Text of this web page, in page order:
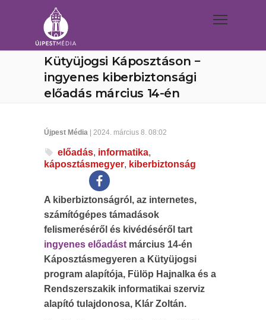
Kütyüjogsi Káposztáson −
ingyenes kiberbiztonsági
előadás március 14-én
Újpest Média | 2024. március 8. 08:02
előadás, informatika,
káposztásmegyer, kiberbiztonság
A kiberbiztonságról, az internetes,
számítógépes támadások
felismeréséről és kivédéséről tart
ingyenes előadást március 14-én
Káposztásmegyeren a Kütyüjogsi
program alapítója, Fülöp Hajnalka és a
Rendszerszakik informatikai szerviz
alapító tulajdonosa, Klár Zoltán.